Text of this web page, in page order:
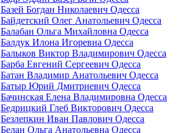
Базей Богдан Николаевич Одесса
Байдетский Олег Анатольевич Одесса
Балабан Ольга Михайловна Одесса
Балдук Илона Игоревна Одесса
Балыков Виктор Владимирович Одесса
Барба Евгений Сергеевич Одесса
Батан Владимир Анатольевич Одесса
Батыр Юрий Дмитриевич Одесса
Бачинская Елена Владимировна Одесса
Бедрицкий Глеб Викторович Одесса
Безлепкин Иван Павлович Одесса
Белан Ольга Анатольевна Одесса